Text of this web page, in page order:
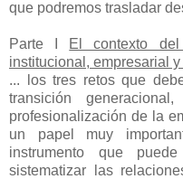
que podremos trasladar
Parte I
El contexto del
institucional, empresarial
... los tres retos que
transición
profesionalización de la
un papel muy
instrumento que
sistematizar las